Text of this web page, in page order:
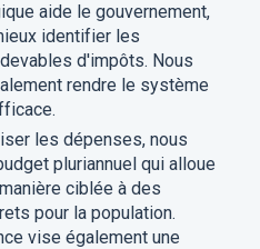
aide le gouvernement,
identifier les
d'impôts. Nous
rendre le système
les dépenses, nous
pluriannuel qui alloue
ciblée à des
pour la population.
vise également une